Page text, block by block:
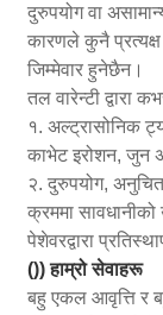
दुरुपयोग वा
कारणले कुनै प्रत्यक्ष
जिम्मेवार हुनेछैन।
तल वारेन्टी द्वारा
१. अल्ट्रासोनिक
काभेट इरोशन, जुन
२. दुरुपयोग,
क्रममा सावधानीको
पेशेवरद्वारा
()) हाम्रो सेवाहरू
बहु एकल आवृत्ति र